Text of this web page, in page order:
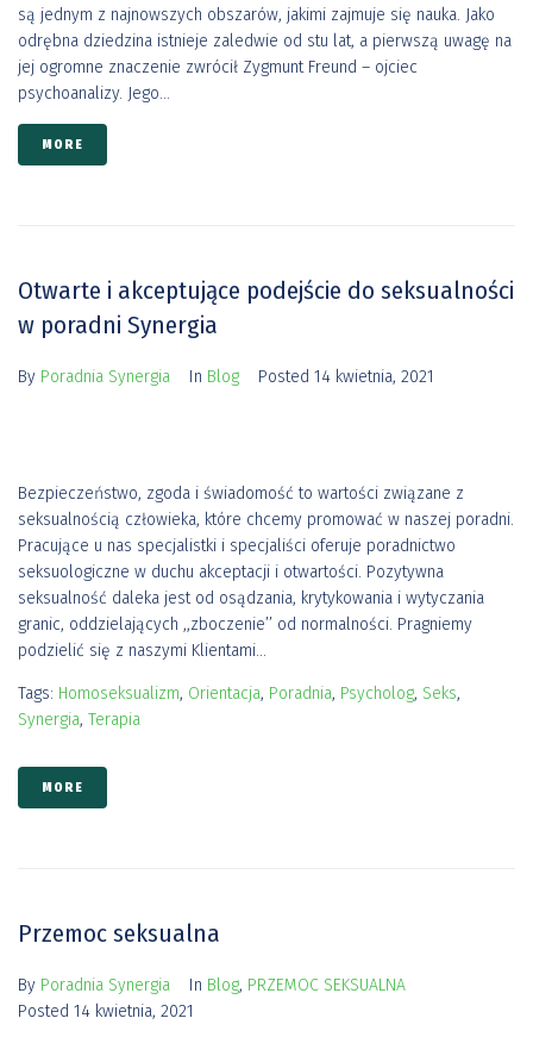
są jednym z najnowszych obszarów, jakimi zajmuje się nauka. Jako
odrębna dziedzina istnieje zaledwie od stu lat, a pierwszą uwagę na
jej ogromne znaczenie zwrócił Zygmunt Freund – ojciec
psychoanalizy. Jego...
MORE
Otwarte i akceptujące podejście do seksualności
w poradni Synergia
By Poradnia Synergia In Blog Posted 14 kwietnia, 2021
Bezpieczeństwo, zgoda i świadomość to wartości związane z
seksualnością człowieka, które chcemy promować w naszej poradni.
Pracujące u nas specjalistki i specjaliści oferuje poradnictwo
seksuologiczne w duchu akceptacji i otwartości. Pozytywna
seksualność daleka jest od osądzania, krytykowania i wytyczania
granic, oddzielających ,,zboczenie’’ od normalności. Pragniemy
podzielić się z naszymi Klientami...
Tags: Homoseksualizm, Orientacja, Poradnia, Psycholog, Seks,
Synergia, Terapia
MORE
Przemoc seksualna
By Poradnia Synergia In Blog, PRZEMOC SEKSUALNA
Posted 14 kwietnia, 2021